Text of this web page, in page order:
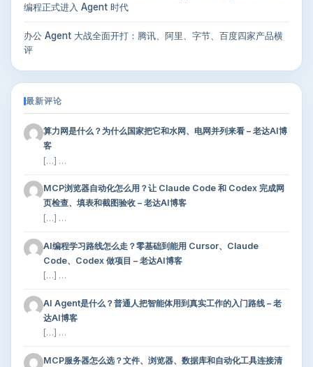
编程正式进入 Agent 时代
办公 Agent 大战全面开打：腾讯、阿里、字节、百度四家产品横
评
最新评论
算力网是什么？为什么国家把它和水网、电网并列来看 – 老达AI博
客
[…] …
MCP浏览器自动化怎么用？让 Claude Code 和 Codex 完成网
页检查、填表和截图验收 – 老达AI博客
[…] …
AI编程学习路线怎么走？零基础到能用 Cursor、Claude
Code、Codex 做项目 – 老达AI博客
[…] …
AI Agent是什么？普通人把智能体用到真实工作的入门路线 – 老
达AI博客
[…] …
MCP服务器怎么选？文件、浏览器、数据库和自动化工具连接清